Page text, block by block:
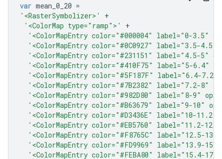
var mean_0_20 =
'<RasterSymbolizer>'
+
'<ColorMap type="ramp">'
+
'<ColorMapEntry color="#000004" label="0-3.5"
'<ColorMapEntry color="#0C0927" label="3.5-
'<ColorMapEntry color="#231151" label="4.5-5"
'<ColorMapEntry color="#410F75" label="5-6.4"
'<ColorMapEntry color="#5F187F" label="6.4-
'<ColorMapEntry color="#7B2382" label="7.2-8"
'<ColorMapEntry color="#982D80" label="8-9"
'<ColorMapEntry color="#B63679" label="9-10"
'<ColorMapEntry color="#D3436E" label="10-
'<ColorMapEntry color="#EB5760" label="11.2-
'<ColorMapEntry color="#F8765C" label="12.5-
'<ColorMapEntry color="#FD9969" label="13.9-
'<ColorMapEntry color="#FEBA80" label="15.4-